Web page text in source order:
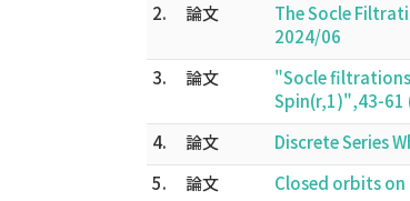
2.
論文 The Socle
2024/06
3.
論文
"Socle
Spin(r,1)",43-61
4.
論文
Discrete Series
5.
論文
Closed orbits